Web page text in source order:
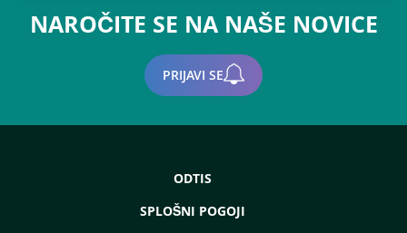
NAROČITE SE NA NAŠE NOVICE
PRIJAVI SE
ODTIS
SPLOŠNI POGOJI